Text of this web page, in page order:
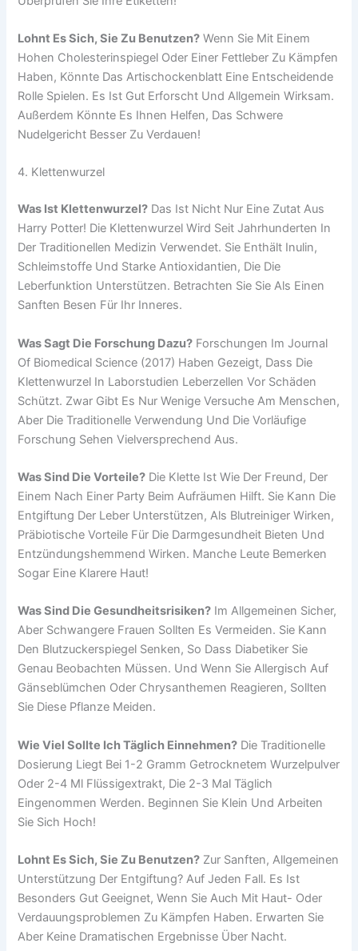
Lohnt Es Sich, Sie Zu Benutzen? Wenn Sie Mit Einem
Hohen Cholesterinspiegel Oder Einer Fettleber Zu Kämpfen
Haben, Könnte Das Artischockenblatt Eine Entscheidende
Rolle Spielen. Es Ist Gut Erforscht Und Allgemein Wirksam.
Außerdem Könnte Es Ihnen Helfen, Das Schwere
Nudelgericht Besser Zu Verdauen!
4. Klettenwurzel
Was Ist Klettenwurzel? Das Ist Nicht Nur Eine Zutat Aus
Harry Potter! Die Klettenwurzel Wird Seit Jahrhunderten In
Der Traditionellen Medizin Verwendet. Sie Enthält Inulin,
Schleimstoffe Und Starke Antioxidantien, Die Die
Leberfunktion Unterstützen. Betrachten Sie Sie Als Einen
Sanften Besen Für Ihr Inneres.
Was Sagt Die Forschung Dazu? Forschungen Im Journal
Of Biomedical Science (2017) Haben Gezeigt, Dass Die
Klettenwurzel In Laborstudien Leberzellen Vor Schäden
Schützt. Zwar Gibt Es Nur Wenige Versuche Am Menschen,
Aber Die Traditionelle Verwendung Und Die Vorläufige
Forschung Sehen Vielversprechend Aus.
Was Sind Die Vorteile? Die Klette Ist Wie Der Freund, Der
Einem Nach Einer Party Beim Aufräumen Hilft. Sie Kann Die
Entgiftung Der Leber Unterstützen, Als Blutreiniger Wirken,
Präbiotische Vorteile Für Die Darmgesundheit Bieten Und
Entzündungshemmend Wirken. Manche Leute Bemerken
Sogar Eine Klarere Haut!
Was Sind Die Gesundheitsrisiken? Im Allgemeinen Sicher,
Aber Schwangere Frauen Sollten Es Vermeiden. Sie Kann
Den Blutzuckerspiegel Senken, So Dass Diabetiker Sie
Genau Beobachten Müssen. Und Wenn Sie Allergisch Auf
Gänseblümchen Oder Chrysanthemen Reagieren, Sollten
Sie Diese Pflanze Meiden.
Wie Viel Sollte Ich Täglich Einnehmen? Die Traditionelle
Dosierung Liegt Bei 1-2 Gramm Getrocknetem Wurzelpulver
Oder 2-4 Ml Flüssigextrakt, Die 2-3 Mal Täglich
Eingenommen Werden. Beginnen Sie Klein Und Arbeiten
Sie Sich Hoch!
Lohnt Es Sich, Sie Zu Benutzen? Zur Sanften, Allgemeinen
Unterstützung Der Entgiftung? Auf Jeden Fall. Es Ist
Besonders Gut Geeignet, Wenn Sie Auch Mit Haut- Oder
Verdauungsproblemen Zu Kämpfen Haben. Erwarten Sie
Aber Keine Dramatischen Ergebnisse Über Nacht.